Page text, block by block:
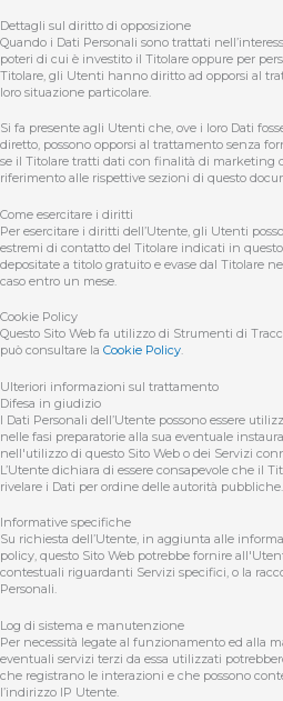
Dettagli sul diritto di opposizione
Quando i Dati Personali sono trattati
poteri di cui è investito il Titolare oppure per
Titolare, gli Utenti hanno diritto ad opporsi al
loro situazione particolare.
Si fa presente agli Utenti che, ove i loro Dati
diretto, possono opporsi al trattamento senza
se il Titolare tratti dati con finalità di marketing
riferimento alle rispettive sezioni di questo
Come esercitare i diritti
Per esercitare i diritti dell’Utente, gli Utenti
estremi di contatto del Titolare indicati in
depositate a titolo gratuito e evase dal Titolare
caso entro un mese.
Cookie Policy
Questo Sito Web fa utilizzo di Strumenti di
può consultare la Cookie Policy.
Ulteriori informazioni sul trattamento
Difesa in giudizio
I Dati Personali dell’Utente possono essere
nelle fasi preparatorie alla sua eventuale
nell'utilizzo di questo Sito Web o dei Servizi
L’Utente dichiara di essere consapevole che il
rivelare i Dati per ordine delle autorità pubbliche.
Informative specifiche
Su richiesta dell’Utente, in aggiunta alle
policy, questo Sito Web potrebbe fornire
contestuali riguardanti Servizi specifici, o la
Personali.
Log di sistema e manutenzione
Per necessità legate al funzionamento ed alla
eventuali servizi terzi da essa utilizzati
che registrano le interazioni e che possono
l’indirizzo IP Utente.